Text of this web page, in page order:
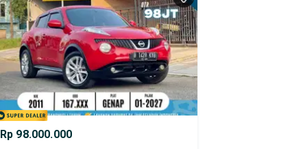
Rp 98.000.000